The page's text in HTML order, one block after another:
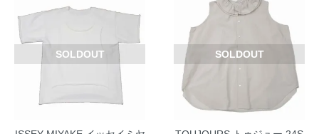
SOLDOUT SOLDOUT